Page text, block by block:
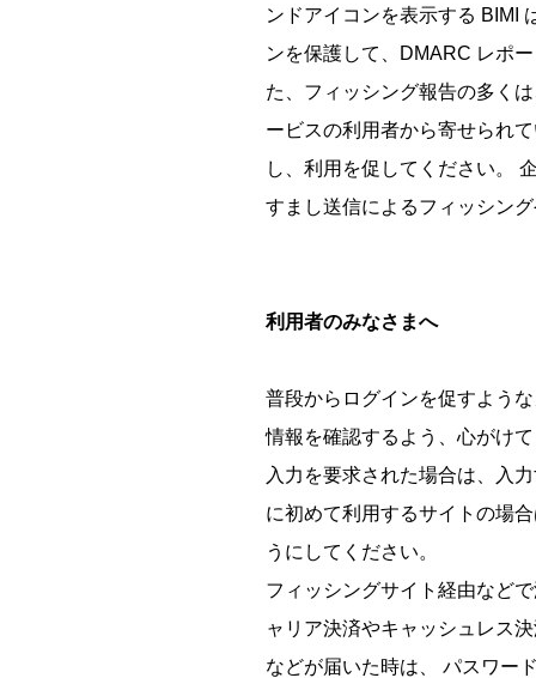
ンドアイコンを表示する BIMI
ンを保護して、DMARC レポ
た、フィッシング報告の多く
ービスの利用者から寄せられ
し、利用を促してください。
すまし送信によるフィッシン
利用者のみなさまへ
普段からログインを促すよう
情報を確認するよう、心がけ
入力を要求された場合は、入
に初めて利用するサイトの場
うにしてください。
フィッシングサイト経由など
ャリア決済やキャッシュレス
などが届いた時は、 パスワー